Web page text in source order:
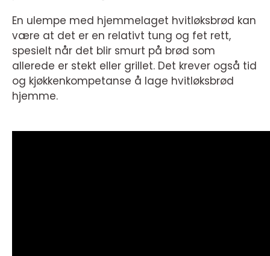
En ulempe med hjemmelaget hvitløksbrød kan
være at det er en relativt tung og fet rett,
spesielt når det blir smurt på brød som
allerede er stekt eller grillet. Det krever også tid
og kjøkkenkompetanse å lage hvitløksbrød
hjemme.